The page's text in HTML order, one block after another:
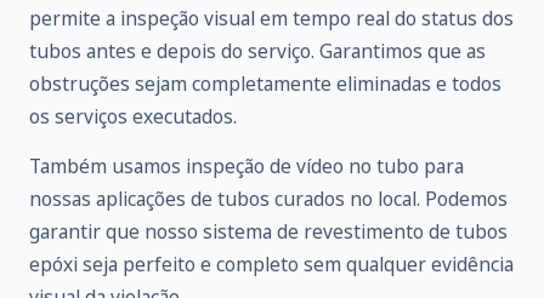
permite a inspeção visual em tempo real do status dos
tubos antes e depois do serviço. Garantimos que as
obstruções sejam completamente eliminadas e todos
os serviços executados.
Também usamos inspeção de vídeo no tubo para
nossas aplicações de tubos curados no local. Podemos
garantir que nosso sistema de revestimento de tubos
epóxi seja perfeito e completo sem qualquer evidência